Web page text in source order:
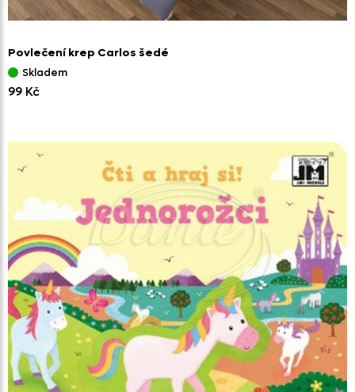
Povlečení krep Carlos šedé
Skladem
99 Kč